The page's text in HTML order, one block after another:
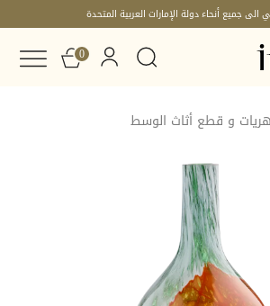
جميع أنحاء دولة الإمارات العربية المتحدة
0
و قطع أثاث الوسط